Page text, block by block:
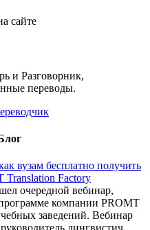
сайте
и Разговорник,
переводы.
вузам бесплатно получить
Translation Factory
очередной вебинар,
компании PROMT
заведений. Вебинар
лингвистич